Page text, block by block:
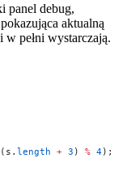
panel debug,
aktualną
pełni wystarczają.
length + 3 ) % 4);